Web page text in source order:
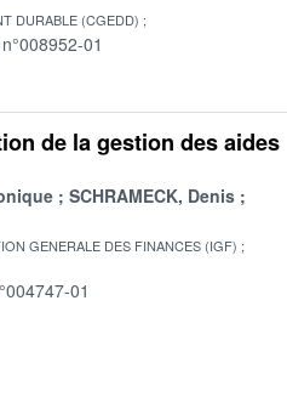
DURABLE (CGEDD)
01
de la gestion des aides
SCHRAMECK, Denis
GENERALE DES FINANCES (IGF)
01